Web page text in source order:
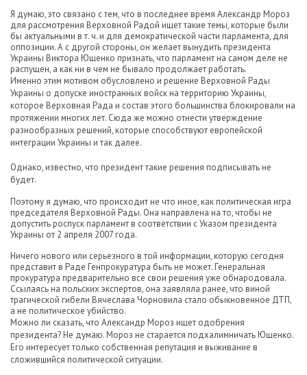
Я думаю, это связано с тем, что в последнее время Александр Мороз
для рассмотрения Верховной Радой ищет такие темы, которые были
бы актуальными в т. ч. и для демократической части парламента, для
оппозиции. А с другой стороны, он желает вынудить президента
Украины Виктора Ющенко признать, что парламент на самом деле не
распущен, а как ни в чем не бывало продолжает работать.
Именно этим мотивом обусловлено и решение Верховной Рады
Украины о допуске иностранных войск на территорию Украины,
которое Верховная Рада и состав этого большинства блокировали на
протяжении многих лет. Сюда же можно отнести утверждение
разнообразных решений, которые способствуют европейской
интеграции Украины и так далее.
Однако, известно, что президент такие решения подписывать не
будет.
Поэтому я думаю, что происходит не что иное, как политическая игра
председателя Верховной Рады. Она направлена на то, чтобы не
допустить роспуск парламент в соответствии с Указом президента
Украины от 2 апреля 2007 года.
Ничего нового или серьезного в той информации, которую сегодня
представит в Раде Генпрокуратура быть не может. Генеральная
прокуратура предварительно все свои решения уже обнародовала.
Ссылаясь на польских экспертов, она заявляла ранее, что виной
трагической гибели Вячеслава Чорновила стало обыкновенное ДТП,
а не политическое убийство.
Можно ли сказать, что Александр Мороз ищет одобрения
президента? Не думаю. Мороз не старается подхалимничать Ющенко.
Его интересует только собственная репутация и выживание в
сложившийся политической ситуации.